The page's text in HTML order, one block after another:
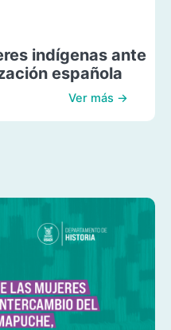
indígenas ante
española
Ver más →